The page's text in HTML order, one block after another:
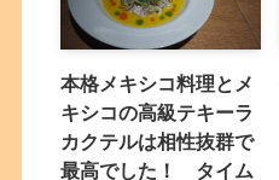
本格メキシコ料理とメ
キシコの高級テキーラ
カクテルは相性抜群で
最高でした！ タイム